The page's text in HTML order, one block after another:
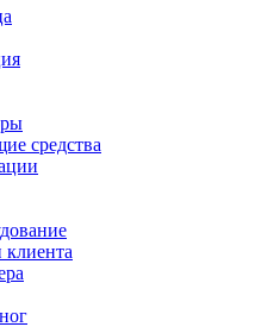
средства
клиента